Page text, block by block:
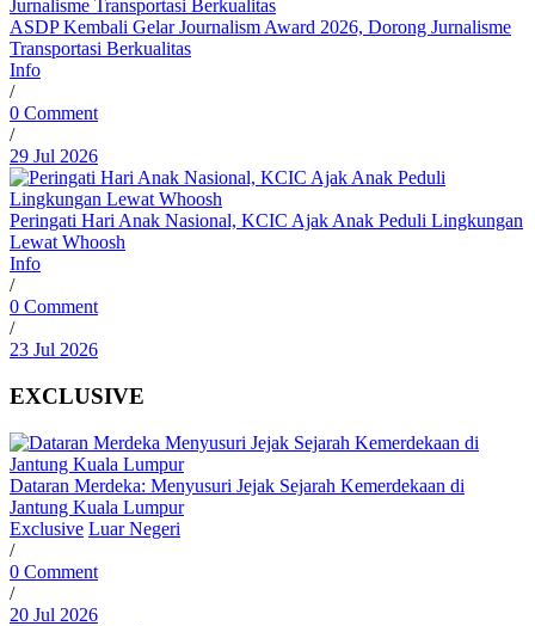
ASDP Kembali Gelar Journalism Award 2026, Dorong Jurnalisme
Transportasi Berkualitas
Info
/
0 Comment
/
29 Jul 2026
Peringati Hari Anak Nasional, KCIC Ajak Anak Peduli Lingkungan
Lewat Whoosh
Info
/
0 Comment
/
23 Jul 2026
EXCLUSIVE
Dataran Merdeka: Menyusuri Jejak Sejarah Kemerdekaan di
Jantung Kuala Lumpur
Exclusive Luar Negeri
/
0 Comment
/
20 Jul 2026